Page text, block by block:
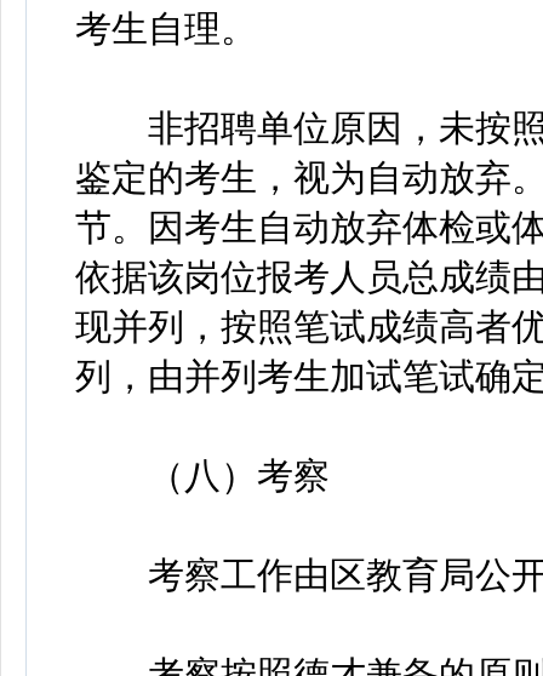
考生自理。
非招聘单位原因，未按照
鉴定的考生，视为自动放弃
节。因考生自动放弃体检或
依据该岗位报考人员总成绩
现并列，按照笔试成绩高者
列，由并列考生加试笔试确
（八）考察
考察工作由区教育局公开